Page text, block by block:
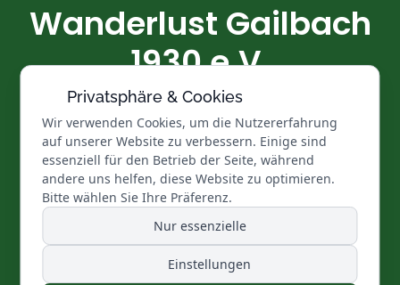
Privatsphäre & Cookies
Wir verwenden Cookies, um die Nutzererfahrung
auf unserer Website zu verbessern. Einige sind
essenziell für den Betrieb der Seite, während
andere uns helfen, diese Website zu optimieren.
Bitte wählen Sie Ihre Präferenz.
Nur essenzielle
Einstellungen
Wanderlust Gailbach
1930 e.V.
Glück und Segen auf allen Wegen
Datenschutz|Impressum|Vereinssatzung
1. Vorsitzender: Markus Gerhart | 2. Vorsitzender: Stefan
Weiher | Kassier: Manfred Maier
Wanderwart: Stefan Weiher | Bikewart: Dieter Gerlach